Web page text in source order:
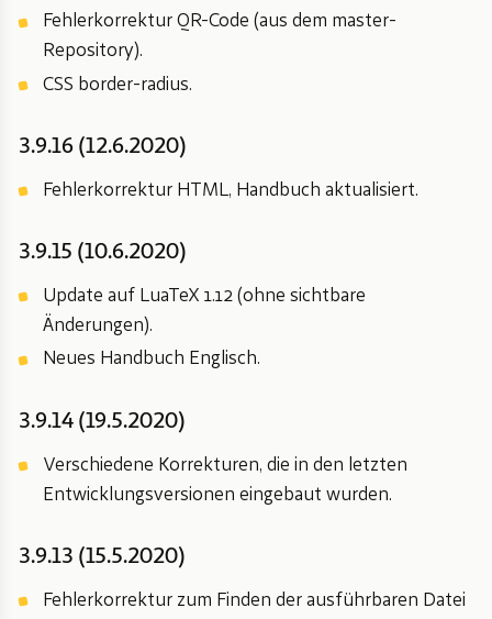
Fehlerkorrektur QR-Code (aus dem master-
Repository).
CSS border-radius.
3.9.16 (12.6.2020)
Fehlerkorrektur HTML, Handbuch aktualisiert.
3.9.15 (10.6.2020)
Update auf LuaTeX 1.12 (ohne sichtbare
Änderungen).
Neues Handbuch Englisch.
3.9.14 (19.5.2020)
Verschiedene Korrekturen, die in den letzten
Entwicklungsversionen eingebaut wurden.
3.9.13 (15.5.2020)
Fehlerkorrektur zum Finden der ausführbaren Datei